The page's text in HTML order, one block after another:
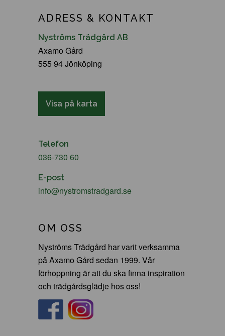
ADRESS & KONTAKT
Nyströms Trädgård AB
Axamo Gård
555 94 Jönköping
Visa på karta
Telefon
036-730 60
E-post
info@nystromstradgard.se
OM OSS
Nyströms Trädgård har varit verksamma
på Axamo Gård sedan 1999. Vår
förhoppning är att du ska finna inspiration
och trädgårdsglädje hos oss!